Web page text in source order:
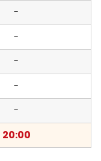
-
-
-
-
-
20:00